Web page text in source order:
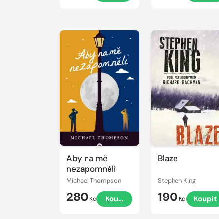
Aby na mě
nezapomněli
Michael Thompson
280 Kč Koupit
Blaze
Stephen King
190 Kč Koupit